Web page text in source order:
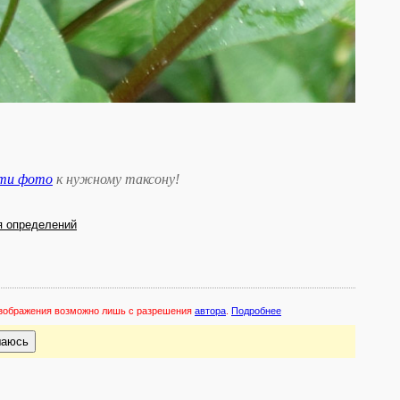
фото к нужному таксону!
определений
возможно лишь с разрешения автора Подробнее